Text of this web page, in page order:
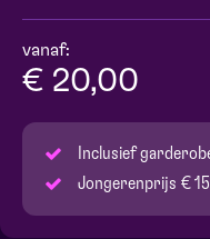
vanaf:
€ 20,00
Inclusief
Jongerenprijs €